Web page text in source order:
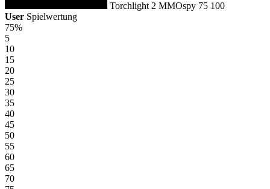
Torchlight 2 MMOspy 75 100
User Spielwertung
75%
5
10
15
20
25
30
35
40
45
50
55
60
65
70